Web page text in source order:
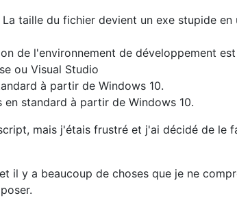
taille du fichier devient un exe stupide en
de l'environnement de développement
ou Visual Studio
à partir de Windows 10.
standard à partir de Windows 10.
mais j'étais frustré et j'ai décidé de le
il y a beaucoup de choses que je ne